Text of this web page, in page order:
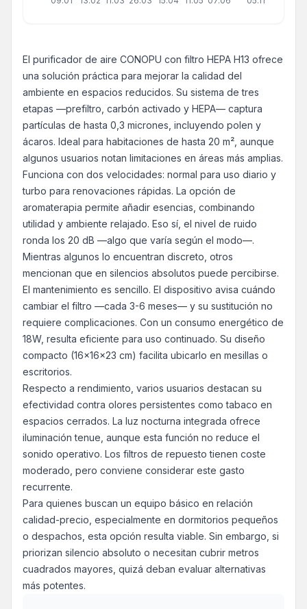
El purificador de aire CONOPU con filtro HEPA H13 ofrece
una solución práctica para mejorar la calidad del
ambiente en espacios reducidos. Su sistema de tres
etapas —prefiltro, carbón activado y HEPA— captura
partículas de hasta 0,3 micrones, incluyendo polen y
ácaros. Ideal para habitaciones de hasta 20 m², aunque
algunos usuarios notan limitaciones en áreas más amplias.
Funciona con dos velocidades: normal para uso diario y
turbo para renovaciones rápidas. La opción de
aromaterapia permite añadir esencias, combinando
utilidad y ambiente relajado. Eso sí, el nivel de ruido
ronda los 20 dB —algo que varía según el modo—.
Mientras algunos lo encuentran discreto, otros
mencionan que en silencios absolutos puede percibirse.
El mantenimiento es sencillo. El dispositivo avisa cuándo
cambiar el filtro —cada 3-6 meses— y su sustitución no
requiere complicaciones. Con un consumo energético de
18W, resulta eficiente para uso continuado. Su diseño
compacto (16x16x23 cm) facilita ubicarlo en mesillas o
escritorios.
Respecto a rendimiento, varios usuarios destacan su
efectividad contra olores persistentes como tabaco en
espacios cerrados. La luz nocturna integrada ofrece
iluminación tenue, aunque esta función no reduce el
sonido operativo. Los filtros de repuesto tienen coste
moderado, pero conviene considerar este gasto
recurrente.
Para quienes buscan un equipo básico en relación
calidad-precio, especialmente en dormitorios pequeños
o despachos, esta opción resulta viable. Sin embargo, si
priorizan silencio absoluto o necesitan cubrir metros
cuadrados mayores, quizá deban evaluar alternativas
más potentes.